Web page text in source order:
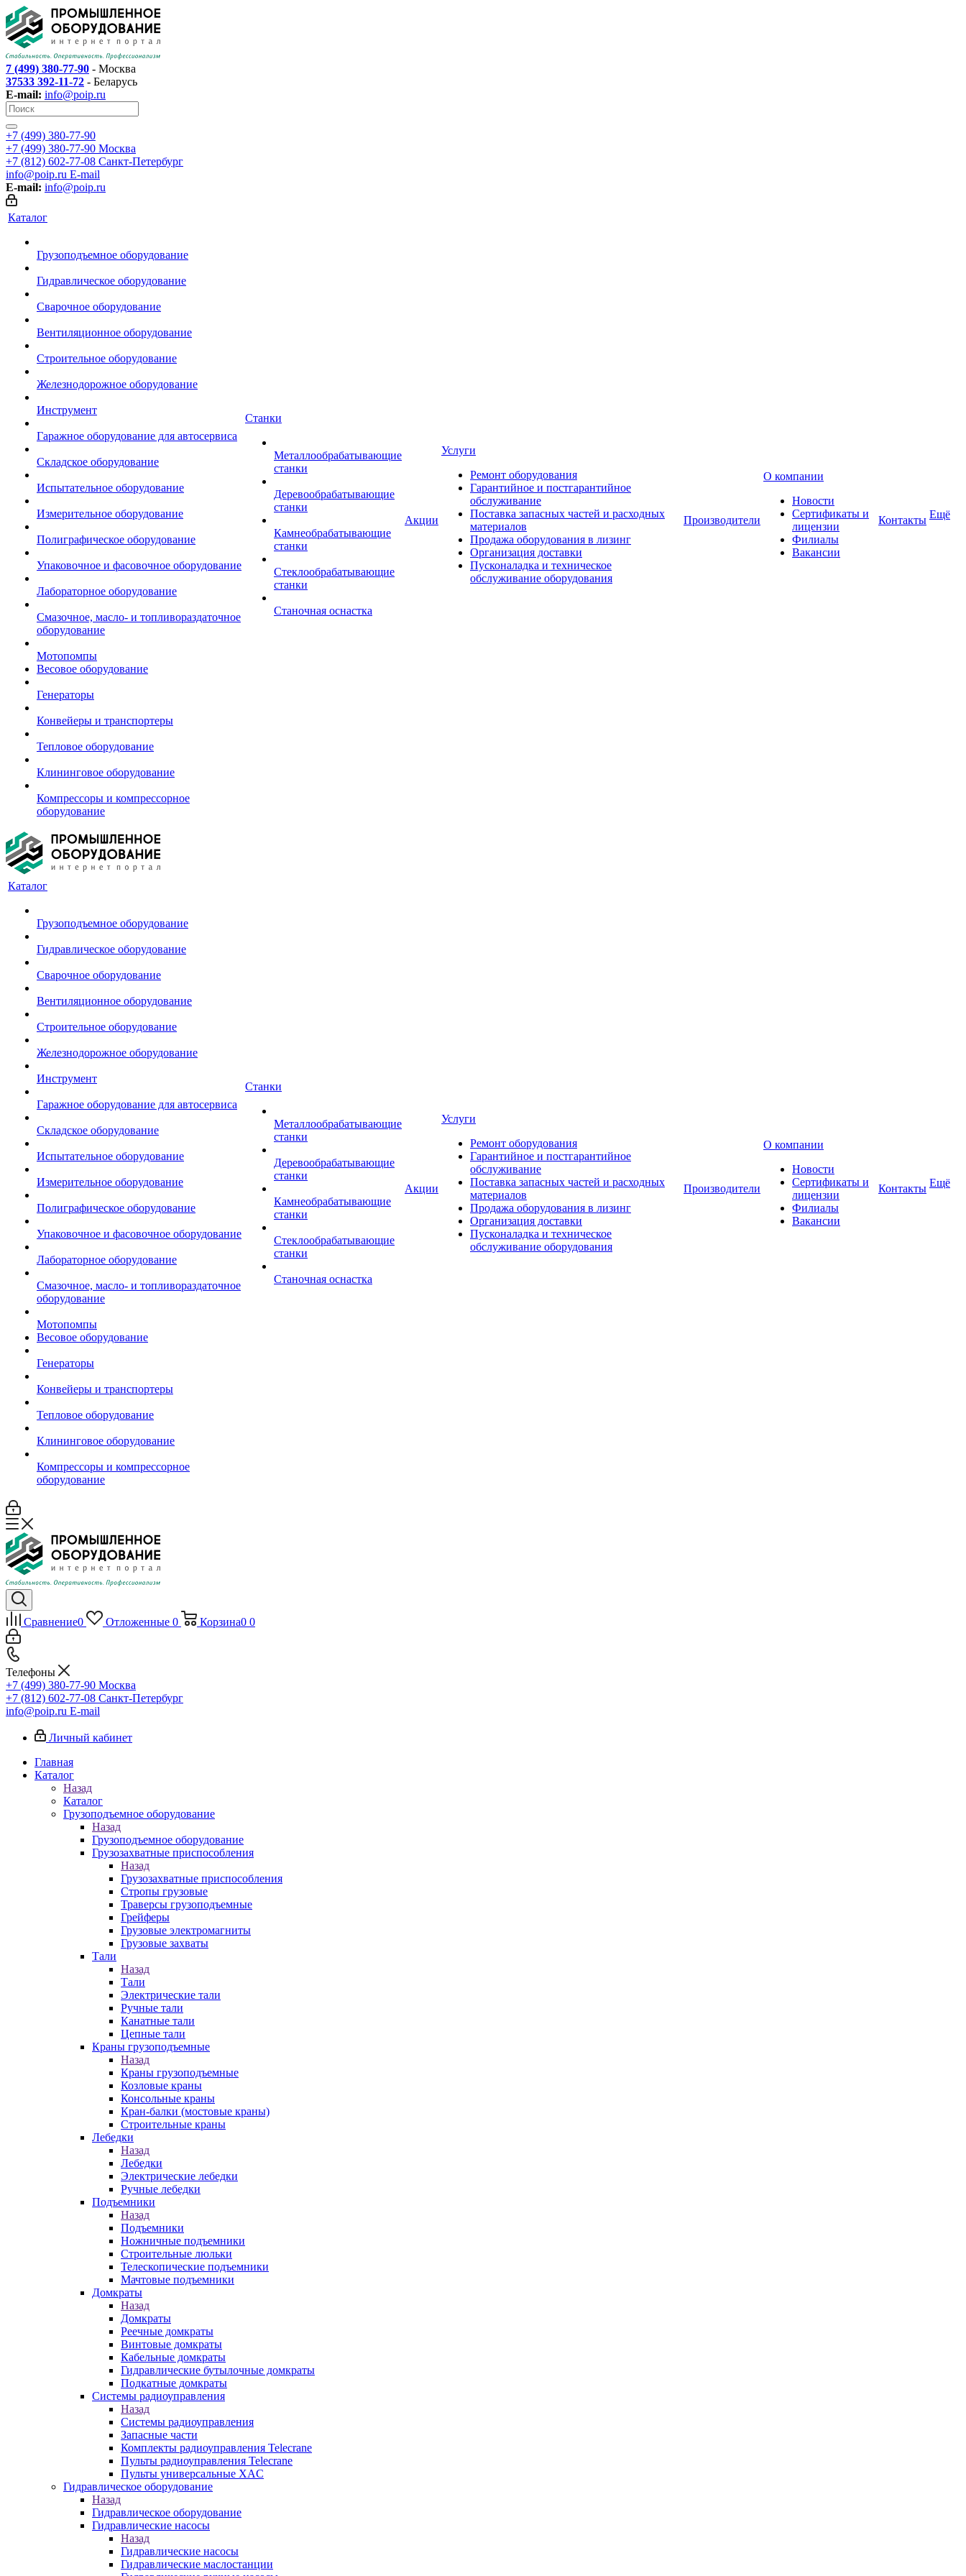
7 (499) 380-77-90 - Москва
37533 392-11-72 - Беларусь
E-mail: info@poip.ru
+7 (499) 380-77-90
+7 (499) 380-77-90 Москва
+7 (812) 602-77-08 Санкт-Петербург
info@poip.ru E-mail
E-mail: info@poip.ru
Каталог
Грузоподъемное оборудование
Гидравлическое оборудование
Сварочное оборудование
Вентиляционное оборудование
Строительное оборудование
Железнодорожное оборудование
Инструмент
Гаражное оборудование для автосервиса
Складское оборудование
Испытательное оборудование
Измерительное оборудование
Полиграфическое оборудование
Упаковочное и фасовочное оборудование
Лабораторное оборудование
Смазочное, масло- и топливораздаточное
оборудование
Мотопомпы
Весовое оборудование
Генераторы
Конвейеры и транспортеры
Тепловое оборудование
Клининговое оборудование
Компрессоры и компрессорное
оборудование
Станки
Металлообрабатывающие
станки
Деревообрабатывающие
станки
Камнеобрабатывающие
станки
Стеклообрабатывающие
станки
Станочная оснастка
Акции
Услуги
Ремонт оборудования
Гарантийное и постгарантийное
обслуживание
Поставка запасных частей и расходных
материалов
Продажа оборудования в лизинг
Организация доставки
Пусконаладка и техническое
обслуживание оборудования
Производители
О компании
Новости
Сертификаты и
лицензии
Филиалы
Вакансии
Контакты Ещё
Каталог
Грузоподъемное оборудование
Гидравлическое оборудование
Сварочное оборудование
Вентиляционное оборудование
Строительное оборудование
Железнодорожное оборудование
Инструмент
Гаражное оборудование для автосервиса
Складское оборудование
Испытательное оборудование
Измерительное оборудование
Полиграфическое оборудование
Упаковочное и фасовочное оборудование
Лабораторное оборудование
Смазочное, масло- и топливораздаточное
оборудование
Мотопомпы
Весовое оборудование
Генераторы
Конвейеры и транспортеры
Тепловое оборудование
Клининговое оборудование
Компрессоры и компрессорное
оборудование
Станки
Металлообрабатывающие
станки
Деревообрабатывающие
станки
Камнеобрабатывающие
станки
Стеклообрабатывающие
станки
Станочная оснастка
Акции
Услуги
Ремонт оборудования
Гарантийное и постгарантийное
обслуживание
Поставка запасных частей и расходных
материалов
Продажа оборудования в лизинг
Организация доставки
Пусконаладка и техническое
обслуживание оборудования
Производители
О компании
Новости
Сертификаты и
лицензии
Филиалы
Вакансии
Контакты Ещё
Сравнение0 Отложенные 0 Корзина0 0
Телефоны
+7 (499) 380-77-90 Москва
+7 (812) 602-77-08 Санкт-Петербург
info@poip.ru E-mail
Личный кабинет
Главная
Каталог
Назад
Каталог
Грузоподъемное оборудование
Назад
Грузоподъемное оборудование
Грузозахватные приспособления
Назад
Грузозахватные приспособления
Стропы грузовые
Траверсы грузоподъемные
Грейферы
Грузовые электромагниты
Грузовые захваты
Тали
Назад
Тали
Электрические тали
Ручные тали
Канатные тали
Цепные тали
Краны грузоподъемные
Назад
Краны грузоподъемные
Козловые краны
Консольные краны
Кран-балки (мостовые краны)
Строительные краны
Лебедки
Назад
Лебедки
Электрические лебедки
Ручные лебедки
Подъемники
Назад
Подъемники
Ножничные подъемники
Строительные люльки
Телескопические подъемники
Мачтовые подъемники
Домкраты
Назад
Домкраты
Реечные домкраты
Винтовые домкраты
Кабельные домкраты
Гидравлические бутылочные домкраты
Подкатные домкраты
Системы радиоуправления
Назад
Системы радиоуправления
Запасные части
Комплекты радиоуправления Telecrane
Пульты радиоуправления Telecrane
Пульты универсальные XAC
Гидравлическое оборудование
Назад
Гидравлическое оборудование
Гидравлические насосы
Назад
Гидравлические насосы
Гидравлические маслостанции